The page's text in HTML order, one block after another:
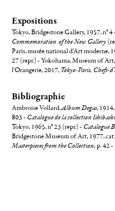
Expositions
Tokyo, Bridgestone Gallery, 1957, n°
Commemoration of the New Gallery
Paris, musée national d'Art moderne,
27 (repr.) - Yokohama, Museum of Art,
l'Orangerie, 2017, Tokyo-Paris, Chefs-
Bibliographie
Ambroise Vollard,Album Degas,
803 - Catalogue de la collection Ishibashi
Tokyo, 1965, n° 23 (repr.) - Catalogue
Bridgestone Museum of Art, 1977,
Masterpieces from the Collection, p. 42 -